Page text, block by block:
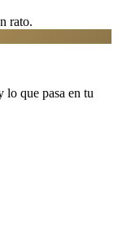
rato.
que pasa en tu